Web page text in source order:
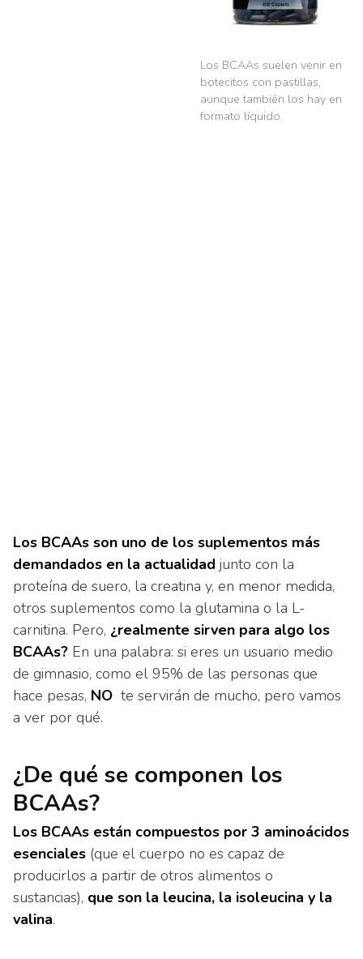
Los BCAAs suelen venir en
botecitos con pastillas,
aunque también los hay en
formato líquido.
Los BCAAs son uno de los suplementos más
demandados en la actualidad junto con la
proteína de suero, la creatina y, en menor medida,
otros suplementos como la glutamina o la L-
carnitina. Pero, ¿realmente sirven para algo los
BCAAs? En una palabra: si eres un usuario medio
de gimnasio, como el 95% de las personas que
hace pesas, NO te servirán de mucho, pero vamos
a ver por qué.
¿De qué se componen los
BCAAs?
Los BCAAs están compuestos por 3 aminoácidos
esenciales (que el cuerpo no es capaz de
producirlos a partir de otros alimentos o
sustancias), que son la leucina, la isoleucina y la
valina.